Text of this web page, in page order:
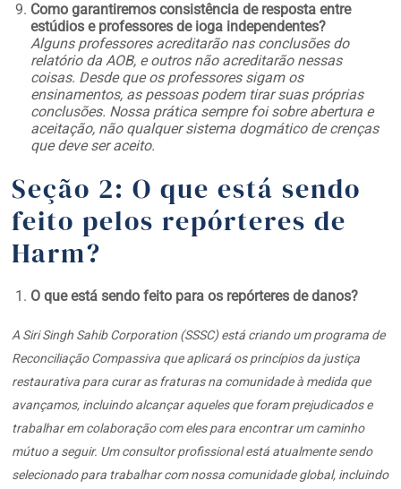
Como garantiremos consistência de resposta entre
estúdios e professores de ioga independentes?
Alguns professores acreditarão nas conclusões do
relatório da AOB, e outros não acreditarão nessas
coisas. Desde que os professores sigam os
ensinamentos, as pessoas podem tirar suas próprias
conclusões. Nossa prática sempre foi sobre abertura e
aceitação, não qualquer sistema dogmático de crenças
que deve ser aceito.
Seção 2: O que está sendo
feito pelos repórteres de
Harm?
O que está sendo feito para os repórteres de danos?
A Siri Singh Sahib Corporation (SSSC) está criando um programa de
Reconciliação Compassiva que aplicará os princípios da justiça
restaurativa para curar as fraturas na comunidade à medida que
avançamos, incluindo alcançar aqueles que foram prejudicados e
trabalhar em colaboração com eles para encontrar um caminho
mútuo a seguir. Um consultor profissional está atualmente sendo
selecionado para trabalhar com nossa comunidade global, incluindo